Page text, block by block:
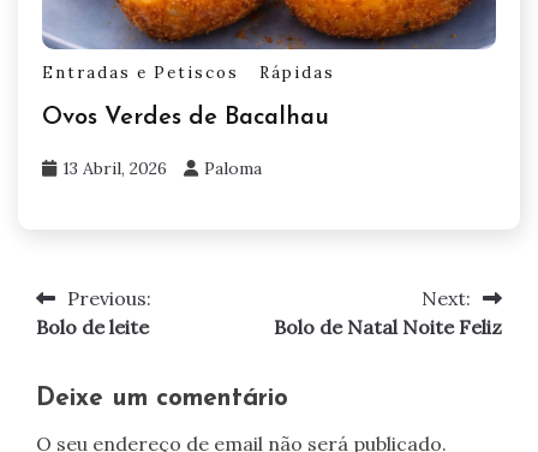
Entradas e Petiscos Rápidas
Ovos Verdes de Bacalhau
13 Abril, 2026 Paloma
Navegação
artigos
Previous:
Bolo de leite
Next:
Bolo de Natal Noite Feliz
Deixe um comentário
O seu endereço de email não será publicado.